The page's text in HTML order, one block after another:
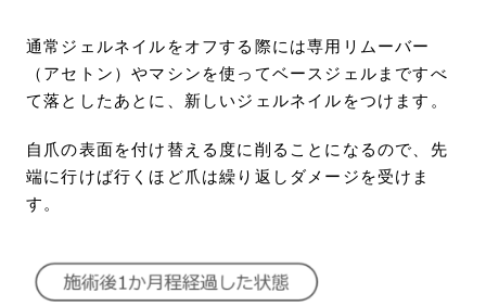
通常ジェルネイルをオフする際には専用リムーバー
（アセトン）やマシンを使ってベースジェルまですべ
て落としたあとに、新しいジェルネイルをつけます。
自爪の表面を付け替える度に削ることになるので、先
端に行けば行くほど爪は繰り返しダメージを受けま
す。